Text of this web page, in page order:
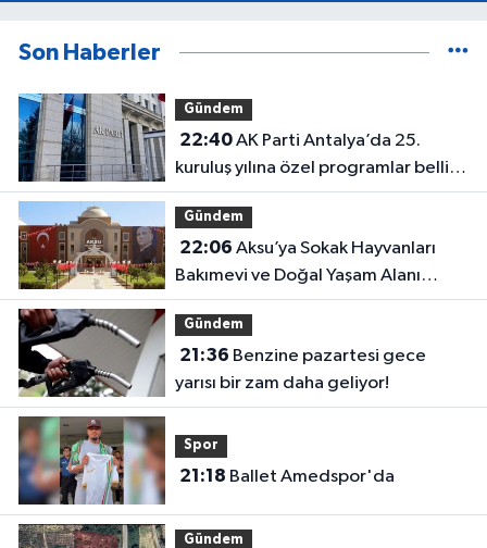
Son Haberler
Gündem
22:40AK Parti Antalya’da 25.
kuruluş yılına özel programlar belli
oldu
Gündem
22:06
Bakımevi ve Doğal Yaşam Alanı
geliyor
Gündem
21:36
yarısı bir zam daha geliyor!
Spor
21:18 Ballet Amedspor'da
Gündem